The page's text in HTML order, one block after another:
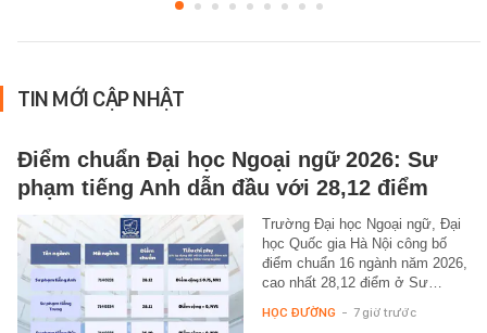
TIN MỚI CẬP NHẬT
Điểm chuẩn Đại học Ngoại ngữ 2026: Sư
phạm tiếng Anh dẫn đầu với 28,12 điểm
Trường Đại học Ngoại ngữ, Đại
học Quốc gia Hà Nội công bố
điểm chuẩn 16 ngành năm 2026,
cao nhất 28,12 điểm ở Sư…
HỌC ĐƯỜNG - 7 giờ trước